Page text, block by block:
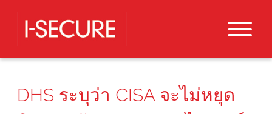
DHS ระบุว่า CISA จะไม่หยุด